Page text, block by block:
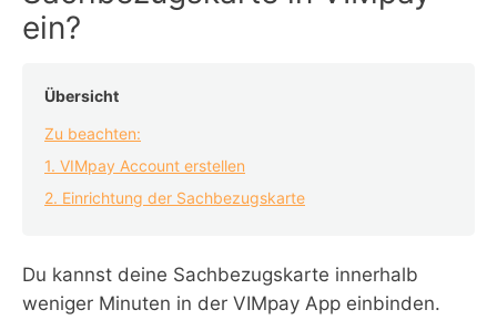
ein?
Übersicht
Zu beachten:
1. VIMpay Account erstellen
2. Einrichtung der Sachbezugskarte
Du kannst deine Sachbezugskarte innerhalb
weniger Minuten in der VIMpay App einbinden.